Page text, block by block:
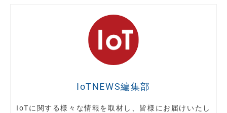
IoTNEWS編集部
IoTに関する様々な情報を取材し、皆様にお届けいたし